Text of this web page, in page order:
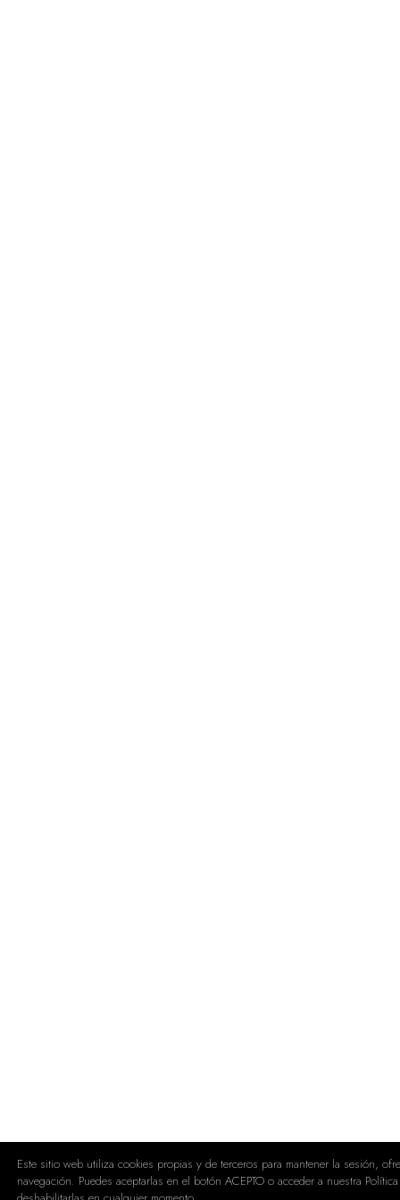
Este sitio web utiliza cookies propias y de terceros para mantener la sesión,
navegación. Puedes aceptarlas en el botón ACEPTO o acceder a nuestra